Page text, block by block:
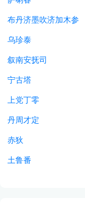
布丹济墨吹济加木参
乌珍泰
叙南安抚司
宁古塔
上党丁零
丹周才定
赤狄
土鲁番